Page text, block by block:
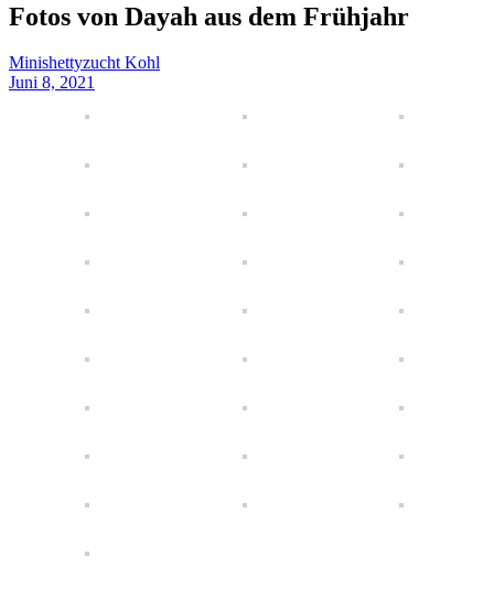
Fotos von Dayah aus dem Frühjahr
Minishettyzucht Kohl
Juni 8, 2021